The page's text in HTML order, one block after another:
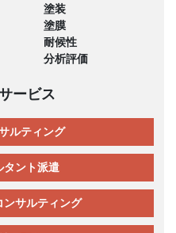
塗装
塗膜
耐候性
分析評価
ービス
ルティング
タント派遣
ンサルティング